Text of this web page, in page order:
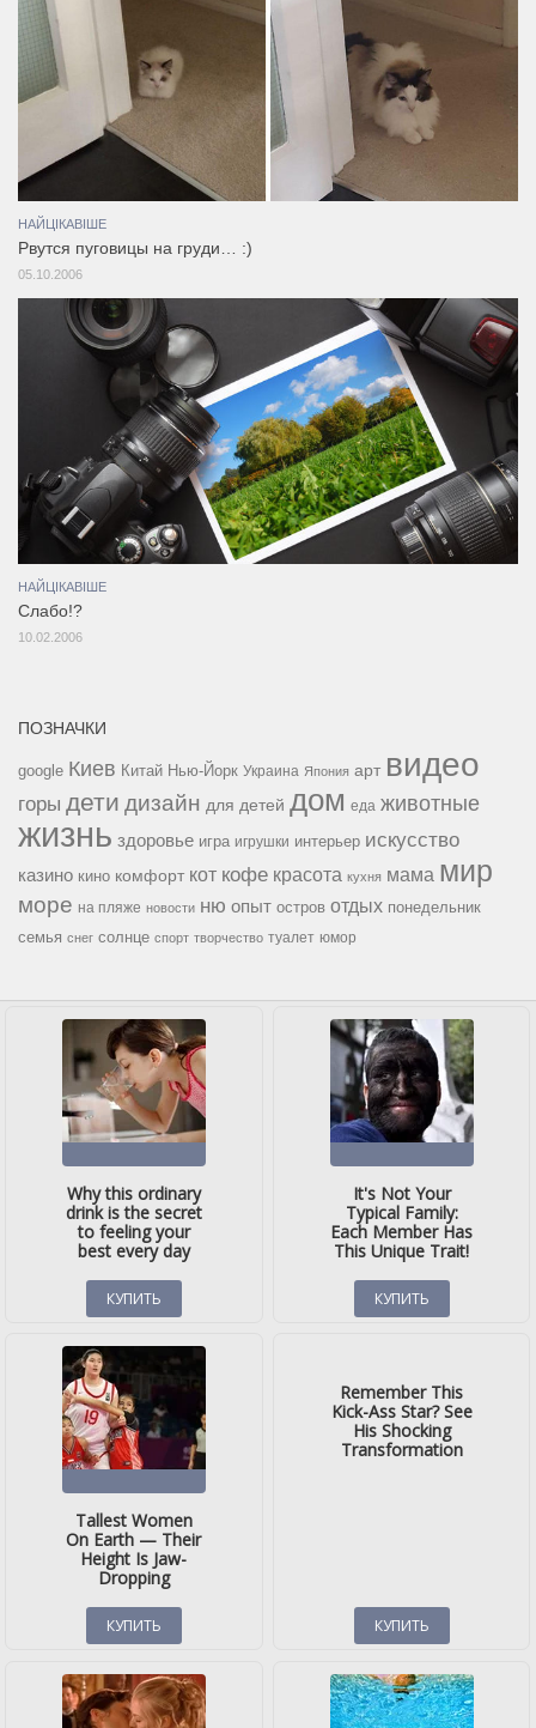
НАЙЦІКАВІШЕ
Рвутся пуговицы на груди… :)
05.10.2006
НАЙЦІКАВІШЕ
Слабо!?
10.02.2006
ПОЗНАЧКИ
google Киев Китай Нью-Йорк Украина Япония арт видео
горы дети дизайн для детей дом еда животные
жизнь здоровье игра игрушки интерьер искусство
казино кино комфорт кот кофе красота кухня мама мир
море на пляже новости ню опыт остров отдых понедельник
семья снег солнце спорт творчество туалет юмор